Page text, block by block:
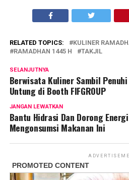
RELATED TOPICS: KULINER
RAMADHAN 1445 H
TAKJIL
SELANJUTNYA
Berwisata Kuliner Sambil
Untung di Booth FIFGROUP
JANGAN LEWATKAN
Bantu Hidrasi Dan Dorong
Mengonsumsi Makanan Ini